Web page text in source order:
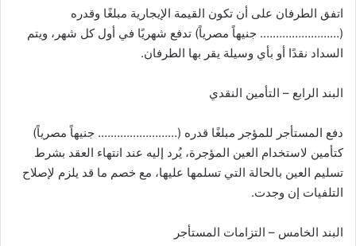
اتفق الطرفان على أن تكون القيمة الإيجارية مبلغًا وقدره
(……………………. جنيهاً مصرياً) تدفع شهريًا في أول كل شهر، ويتم
السداد نقدًا أو بأي وسيلة يقر بها الطرفان.
البند الرابع – التأمين النقدي
دفع المستأجر للمؤجر مبلغًا قدره (……………………. جنيهاً مصرياً)
كتأمين لاستخدام العين المؤجرة، يُرد إليه عند انتهاء العقد بشرط
تسليم العين بالحالة التي تسلمها عليها، مع خصم ما قد يلزم لإصلاح
التلفيات إن وجدت.
البند الخامس – التزامات المستأجر